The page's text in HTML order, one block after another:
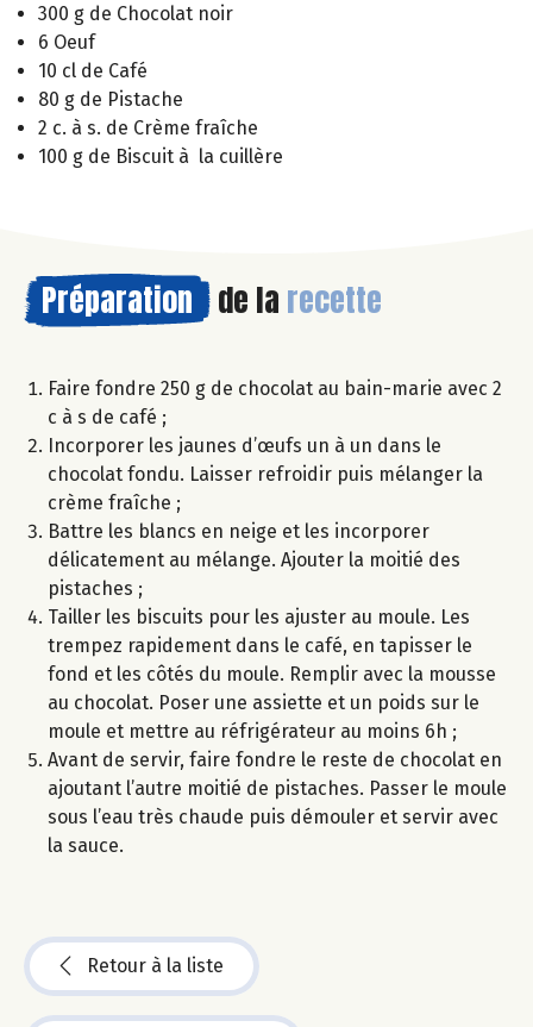
300 g de Chocolat noir
6 Oeuf
10 cl de Café
80 g de Pistache
2 c. à s. de Crème fraîche
100 g de Biscuit à la cuillère
Préparation de la recette
Faire fondre 250 g de chocolat au bain-marie avec 2
c à s de café ;
Incorporer les jaunes d’œufs un à un dans le
chocolat fondu. Laisser refroidir puis mélanger la
crème fraîche ;
Battre les blancs en neige et les incorporer
délicatement au mélange. Ajouter la moitié des
pistaches ;
Tailler les biscuits pour les ajuster au moule. Les
trempez rapidement dans le café, en tapisser le
fond et les côtés du moule. Remplir avec la mousse
au chocolat. Poser une assiette et un poids sur le
moule et mettre au réfrigérateur au moins 6h ;
Avant de servir, faire fondre le reste de chocolat en
ajoutant l’autre moitié de pistaches. Passer le moule
sous l’eau très chaude puis démouler et servir avec
la sauce.
Retour à la liste